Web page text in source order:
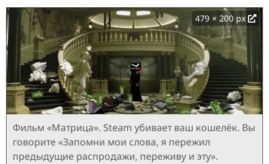
479 × 200 px
Фильм «Матрица». Steam убивает ваш кошелёк. Вы
говорите «Запомни мои слова, я пережил
предыдущие распродажи, переживу и эту».